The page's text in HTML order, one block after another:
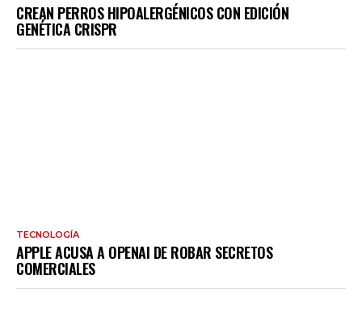
CREAN PERROS HIPOALERGÉNICOS CON EDICIÓN
GENÉTICA CRISPR
TECNOLOGÍA
APPLE ACUSA A OPENAI DE ROBAR SECRETOS
COMERCIALES